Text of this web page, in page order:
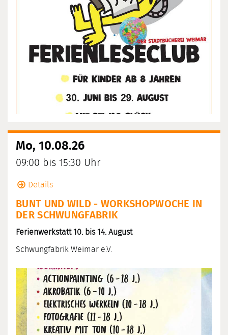
Mo, 10.08.26
09:00 bis 15:30 Uhr
Details
BUNT UND WILD - WORKSHOPWOCHE IN
DER SCHWUNGFABRIK
Ferienwerkstatt 10. bis 14. August
Schwungfabrik Weimar e.V.